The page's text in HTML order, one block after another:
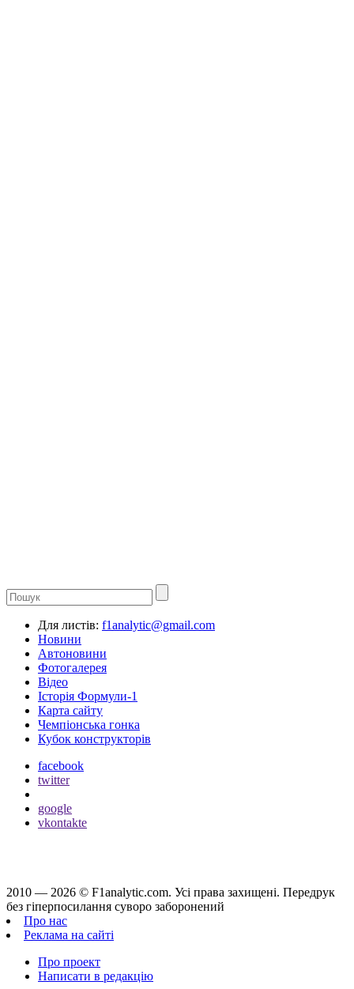
Для листів: f1analytic@gmail.com
Новини
Автоновини
Фотогалерея
Відео
Історія Формули-1
Карта сайту
Чемпіонська гонка
Кубок конструкторів
facebook
twitter
google
vkontakte
2010 — 2026 © F1analytic.com. Усi права захищенi. Передрук
без гіперпосилання суворо заборонений
Про нас
Реклама на сайті
Про проект
Написати в редакцію